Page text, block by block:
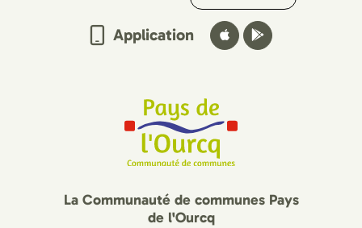
Application
La Communauté de communes Pays
de l'Ourcq